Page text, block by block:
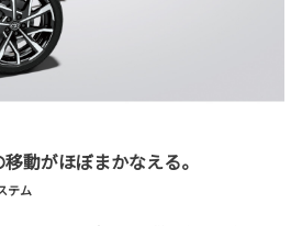
動がほぼまかなえる。
テム